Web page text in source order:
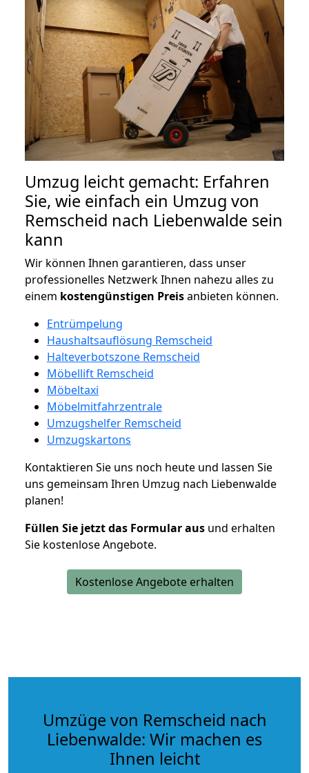
Umzug leicht gemacht: Erfahren
Sie, wie einfach ein Umzug von
Remscheid nach Liebenwalde sein
kann
Wir können Ihnen garantieren, dass unser
professionelles Netzwerk Ihnen nahezu alles zu
einem kostengünstigen Preisanbieten können.
Entrümpelung
Haushaltsauflösung Remscheid
Halteverbotszone Remscheid
Möbellift Remscheid
Möbeltaxi
Möbelmitfahrzentrale
Umzugshelfer Remscheid
Umzugskartons
Kontaktieren Sie uns noch heute und lassen Sie
uns gemeinsam Ihren Umzug nach Liebenwalde
planen!
Füllen Sie jetzt das Formular aus und erhalten
Sie kostenlose Angebote.
Kostenlose Angebote erhalten
Umzüge von Remscheid nach
Liebenwalde: Wir machen es
Ihnen leicht